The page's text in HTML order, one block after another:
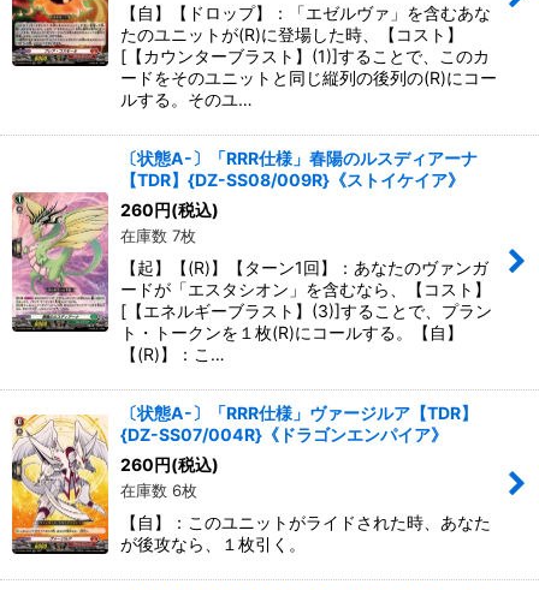
【自】【ドロップ】：「エゼルヴァ」を含むあな
たのユニットが(R)に登場した時、【コスト】
[【カウンターブラスト】(1)]することで、このカ
ードをそのユニットと同じ縦列の後列の(R)にコー
ルする。そのユ…
〔状態A-〕「RRR仕様」春陽のルスディアーナ
【TDR】{DZ-SS08/009R}《ストイケイア》
260円(税込)
在庫数 7枚
【起】【(R)】【ターン1回】：あなたのヴァンガ
ードが「エスタシオン」を含むなら、【コスト】
[【エネルギーブラスト】(3)]することで、プラン
ト・トークンを１枚(R)にコールする。【自】
【(R)】：こ…
〔状態A-〕「RRR仕様」ヴァージルア【TDR】
{DZ-SS07/004R}《ドラゴンエンパイア》
260円(税込)
在庫数 6枚
【自】：このユニットがライドされた時、あなた
が後攻なら、１枚引く。